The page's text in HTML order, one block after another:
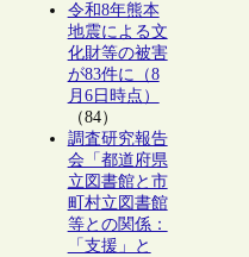
令和8年熊本
地震による文
化財等の被害
が83件に（8
月6日時点）
（84）
調査研究報告
会「都道府県
立図書館と市
町村立図書館
等との関係：
「支援」と